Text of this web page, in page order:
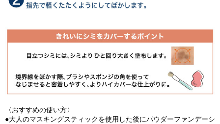
〈おすすめの使い方〉
●大人のマスキングスティックを使用した後にパウダーファンデーシ